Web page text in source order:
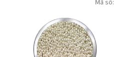
Mã số: